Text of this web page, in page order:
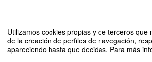
Utilizamos cookies propias y de terceros
de la creación de perfiles de navegación,
apareciendo hasta que decidas. Para más